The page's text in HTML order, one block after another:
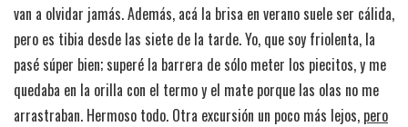
van a olvidar jamás. Además, acá la brisa en verano suele ser cálida,
pero es tibia desde las siete de la tarde. Yo, que soy friolenta, la
pasé súper bien; superé la barrera de sólo meter los piecitos, y me
quedaba en la orilla con el termo y el mate porque las olas no me
arrastraban. Hermoso todo. Otra excursión un poco más lejos, pero